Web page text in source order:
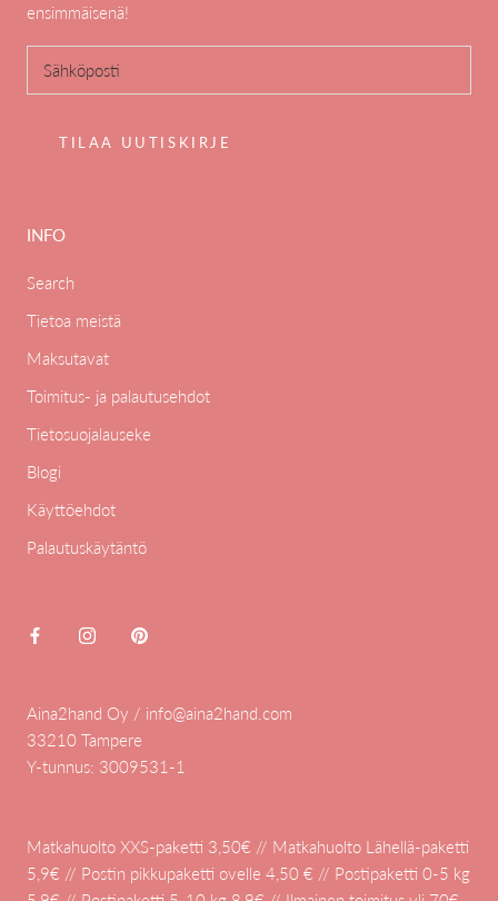
ensimmäisenä!
TILAA UUTISKIRJE
INFO
Search
Tietoa meistä
Maksutavat
Toimitus- ja palautusehdot
Tietosuojalauseke
Blogi
Käyttöehdot
Palautuskäytäntö
Aina2hand Oy / info@aina2hand.com
33210 Tampere
Y-tunnus: 3009531-1
Matkahuolto XXS-paketti 3,50€ // Matkahuolto Lähellä-paketti
5,9€ // Postin pikkupaketti ovelle 4,50 € // Postipaketti 0-5 kg